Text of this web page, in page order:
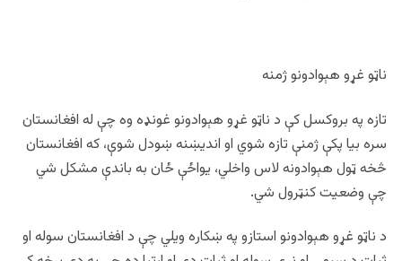
ناټو غړو هېوادونو ژمنه
تازه په بروکسل کې د ناټو غړو هېوادونو غونډه وه چې له افغانستان
سره بیا پکې ژمنې تازه شوي او اندیښنه ښودل شوې، که افغانستان
څخه ټول هېوادونه لاس واخلي، یواځې ځان به باندې مشکل شي
چې وضعیت کنټرول شي.
د ناټو غړو هېوادونو استازو په ښکاره ویلي چې د افغانستان سوله او